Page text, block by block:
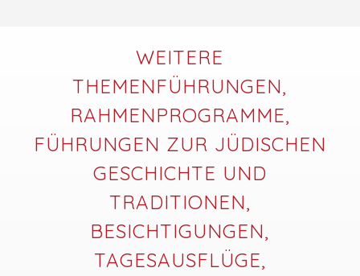
WEITERE
THEMENFÜHRUNGEN,
RAHMENPROGRAMME,
FÜHRUNGEN ZUR JÜDISCHEN
GESCHICHTE UND
TRADITIONEN,
BESICHTIGUNGEN,
TAGESAUSFLÜGE,